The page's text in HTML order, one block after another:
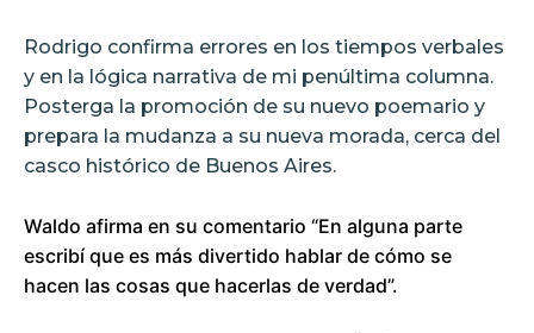
Rodrigo confirma errores en los tiempos verbales
y en la lógica narrativa de mi penúltima columna.
Posterga la promoción de su nuevo poemario y
prepara la mudanza a su nueva morada, cerca del
casco histórico de Buenos Aires.
Waldo afirma en su comentario “En alguna parte
escribí que es más divertido hablar de cómo se
hacen las cosas que hacerlas de verdad”.